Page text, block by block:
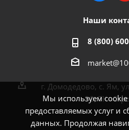
Мы используем
предоставляемых услуг и
данных. Продолжая
Наши
8 (800)
г. Домодедово, с. Ям,
30, ТК